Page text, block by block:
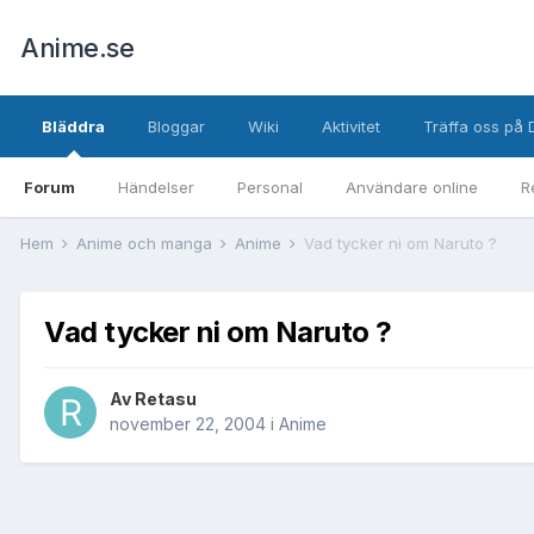
Anime.se
Bläddra
Forum Händelser Personal Användare online
Bloggar Wiki Aktivitet Träffa oss på
Hem Anime och manga Anime Vad tycker ni om Naruto ?
Vad tycker ni om Naruto ?
Av Retasu
november 22, 2004 i Anime